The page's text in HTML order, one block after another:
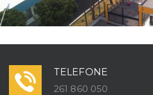
TELEFONE
261 860 050